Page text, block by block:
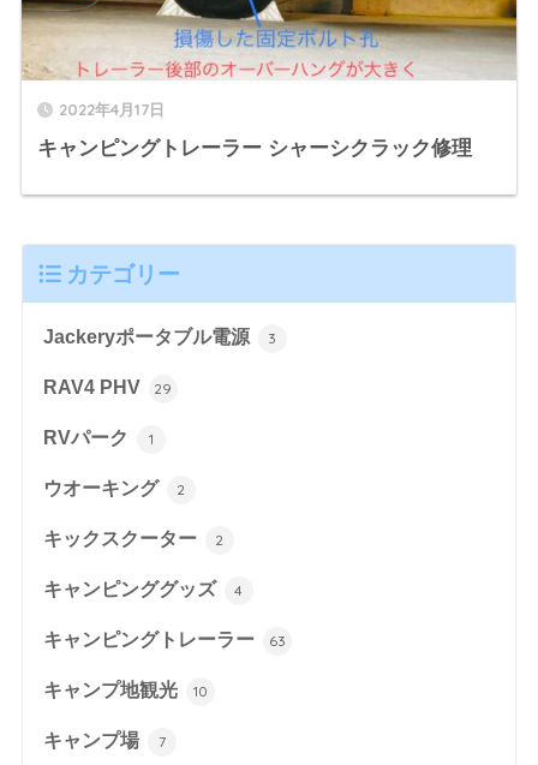
2022年4月17日
キャンピングトレーラー シャーシクラック修理
カテゴリー
Jackeryポータブル電源 3
RAV4 PHV 29
RVパーク 1
ウオーキング 2
キックスクーター 2
キャンピンググッズ 4
キャンピングトレーラー 63
キャンプ地観光 10
キャンプ場 7